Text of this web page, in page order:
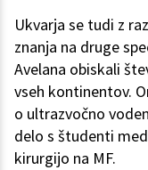
Ukvarja se tudi z
znanja na druge
Avelana obiskali
vseh kontinentov.
o ultrazvočno
delo s študenti
kirurgijo na MF.